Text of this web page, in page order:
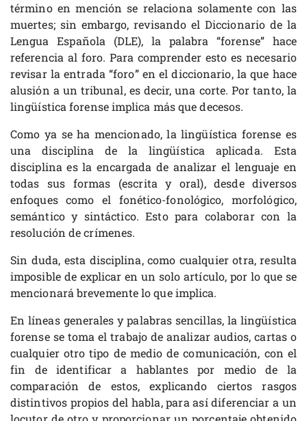
término en mención se relaciona solamente con las
muertes; sin embargo, revisando el Diccionario de la
Lengua Española (DLE), la palabra “forense” hace
referencia al foro. Para comprender esto es necesario
revisar la entrada “foro” en el diccionario, la que hace
alusión a un tribunal, es decir, una corte. Por tanto, la
lingüística forense implica más que decesos.
Como ya se ha mencionado, la lingüística forense es
una disciplina de la lingüística aplicada. Esta
disciplina es la encargada de analizar el lenguaje en
todas sus formas (escrita y oral), desde diversos
enfoques como el fonético-fonológico, morfológico,
semántico y sintáctico. Esto para colaborar con la
resolución de crímenes.
Sin duda, esta disciplina, como cualquier otra, resulta
imposible de explicar en un solo artículo, por lo que se
mencionará brevemente lo que implica.
En líneas generales y palabras sencillas, la lingüística
forense se toma el trabajo de analizar audios, cartas o
cualquier otro tipo de medio de comunicación, con el
fin de identificar a hablantes por medio de la
comparación de estos, explicando ciertos rasgos
distintivos propios del habla, para así diferenciar a un